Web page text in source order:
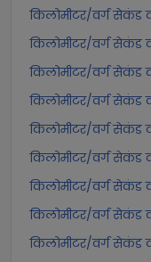
किलोमीटर/वर्ग सेकंड
किलोमीटर/वर्ग सेकंड
किलोमीटर/वर्ग सेकंड
किलोमीटर/वर्ग सेकंड
किलोमीटर/वर्ग सेकंड
किलोमीटर/वर्ग
किलोमीटर/वर्ग सेकंड
किलोमीटर/वर्ग
किलोमीटर/वर्ग